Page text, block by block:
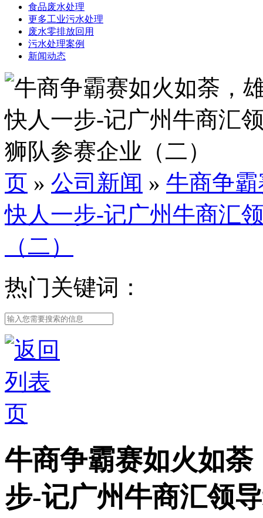
食品废水处理
更多工业污水处理
废水零排放回用
污水处理案例
新闻动态
页 » 公司新闻 » 牛商争
快人一步-记广州牛商汇
（二）
热门关键词：
牛商争霸赛如火如
步-记广州牛商汇领